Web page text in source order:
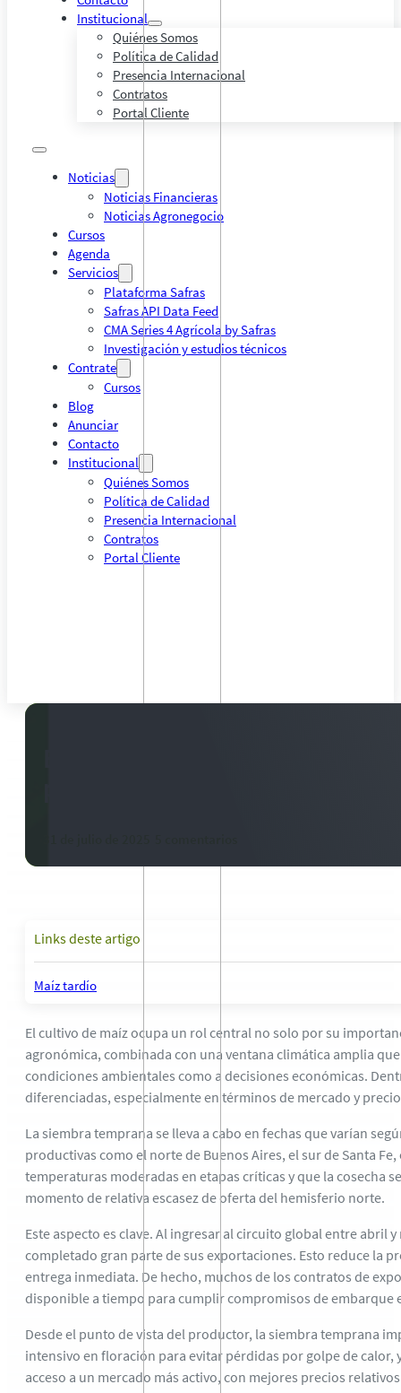
Institucional
Quiénes Somos
Política de Calidad
Presencia Internacional
Contratos
Portal Cliente
Noticias
Noticias Financieras
Noticias Agronegocio
Cursos
Agenda
Servicios
Plataforma Safras
Safras API Data Feed
CMA Series 4 Agrícola by Safras
Investigación y estudios técnicos
Contrate
Cursos
Blog
Anunciar
Contacto
Institucional
Quiénes Somos
Política de Calidad
Presencia Internacional
Contratos
Portal Cliente
Links deste artigo
Maíz tardío
El cultivo de maíz ocupa un rol central no solo por su
agronómica, combinada con una ventana climática amplia
condiciones ambientales como a decisiones económicas.
diferenciadas, especialmente en términos de mercado y
La siembra temprana se lleva a cabo en fechas que varían
productivas como el norte de Buenos Aires, el sur de Santa
temperaturas moderadas en etapas críticas y que la cosecha
momento de relativa escasez de oferta del hemisferio norte.
Este aspecto es clave. Al ingresar al circuito global entre abril
completado gran parte de sus exportaciones. Esto reduce la
entrega inmediata. De hecho, muchos de los contratos de
disponible a tiempo para cumplir compromisos de embarque
Desde el punto de vista del productor, la siembra temprana
intensivo en floración para evitar pérdidas por golpe de
acceso a un mercado más activo, con mejores precios